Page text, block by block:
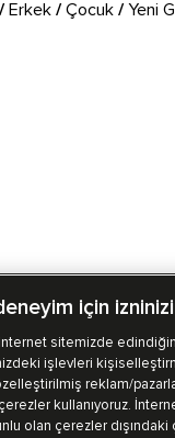
/Erkek /Çocuk /Yeni
için
sitemizde
işlevleri
reklam/
kullanıyoruz.
olan çerezler